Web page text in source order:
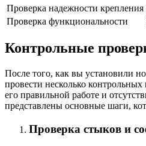
Проверка надежности крепления
Проверка функциональности
Контрольные
После того, как вы установили
провести несколько
его правильной работе и
представлены основные шаги,
Проверка стыков и